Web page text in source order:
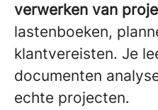
verwerken van
lastenboeken,
klantvereisten. Je
documenten
echte projecten.